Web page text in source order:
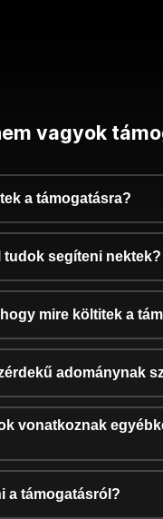
vagyok
a támogatásra?
tudok segíteni nektek?
mire költitek a
adománynak
vonatkoznak
a támogatásról?